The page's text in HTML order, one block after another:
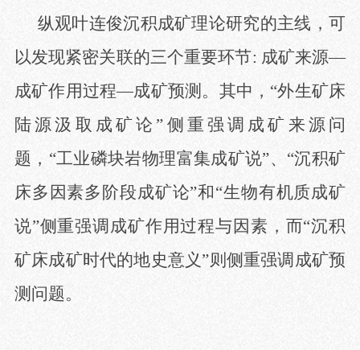
纵观叶连俊沉积成矿理论研究的主线，可
以发现紧密关联的三个重要环节: 成矿来源—
成矿作用过程—成矿预测。其中，“外生矿床
陆源汲取成矿论”侧重强调成矿来源问
题，“工业磷块岩物理富集成矿说”、“沉积矿
床多因素多阶段成矿论”和“生物有机质成矿
说”侧重强调成矿作用过程与因素，而“沉积
矿床成矿时代的地史意义”则侧重强调成矿预
测问题。